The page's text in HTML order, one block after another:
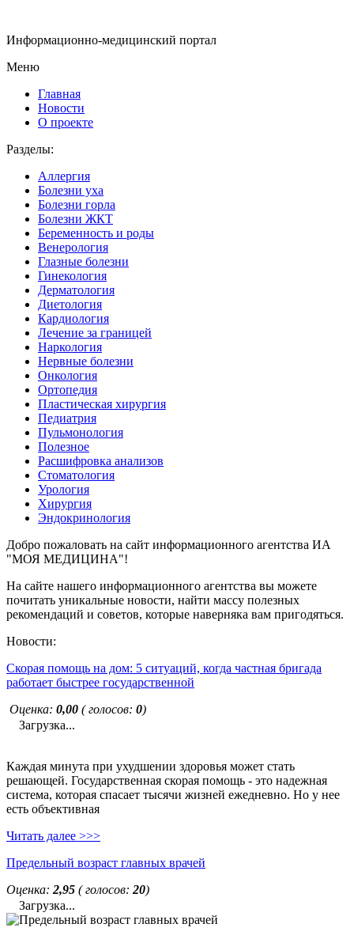
Информационно-медицинский портал
Меню
Главная
Новости
О проекте
Разделы:
Аллергия
Болезни уха
Болезни горла
Болезни ЖКТ
Беременность и роды
Венерология
Глазные болезни
Гинекология
Дерматология
Диетология
Кардиология
Лечение за границей
Наркология
Нервные болезни
Онкология
Ортопедия
Пластическая хирургия
Педиатрия
Пульмонология
Полезное
Расшифровка анализов
Стоматология
Урология
Хирургия
Эндокринология
Добро пожаловать на сайт информационного агентства ИА
"МОЯ МЕДИЦИНА"!
На сайте нашего информационного агентства вы можете
почитать уникальные новости, найти массу полезных
рекомендаций и советов, которые наверняка вам пригодяться.
Новости:
Скорая помощь на дом: 5 ситуаций, когда частная бригада
работает быстрее государственной
Оценка: 0,00 ( голосов: 0)
Загрузка...
Каждая минута при ухудшении здоровья может стать
решающей. Государственная скорая помощь - это надежная
система, которая спасает тысячи жизней ежедневно. Но у нее
есть объективная
Читать далее >>>
Предельный возраст главных врачей
Оценка: 2,95 ( голосов: 20)
Загрузка...